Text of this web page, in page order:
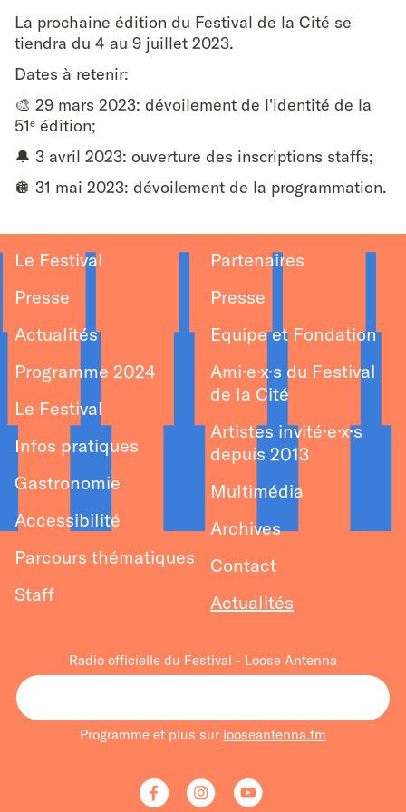
La prochaine édition du Festival de la Cité se
tiendra du 4 au 9 juillet 2023.
Dates à retenir:
🎨 29 mars 2023: dévoilement de l'identité de la
51e édition;
🔔 3 avril 2023: ouverture des inscriptions staffs;
🪩 31 mai 2023: dévoilement de la programmation.
Le Festival
Presse
Actualités
Programme 2024
Le Festival
Infos pratiques
Gastronomie
Accessibilité
Parcours thématiques
Staff
Partenaires
Presse
Equipe et Fondation
Ami·e·x·s du Festival
de la Cité
Artistes invité·e·x·s
depuis 2013
Multimédia
Archives
Contact
Actualités
Radio officielle du Festival - Loose Antenna
Programme et plus sur looseantenna.fm